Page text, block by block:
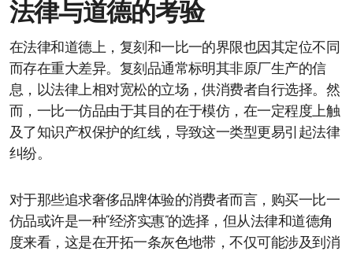
法律与道德的考验
在法律和道德上，复刻和一比一的界限也因其定位不同
而存在重大差异。复刻品通常标明其非原厂生产的信
息，以法律上相对宽松的立场，供消费者自行选择。然
而，一比一仿品由于其目的在于模仿，在一定程度上触
及了知识产权保护的红线，导致这一类型更易引起法律
纠纷。
对于那些追求奢侈品牌体验的消费者而言，购买一比一
仿品或许是一种“经济实惠”的选择，但从法律和道德角
度来看，这是在开拓一条灰色地带，不仅可能涉及到消